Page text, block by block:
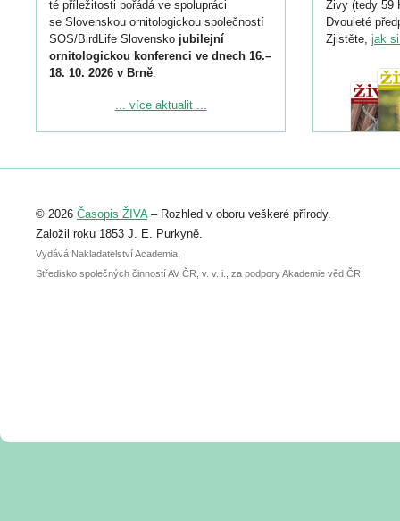
té příležitosti pořádá ve spolupráci
se Slovenskou ornitologickou společností
SOS/BirdLife Slovensko jubilejní
ornitologickou konferenci ve dnech 16.–
18. 10. 2026 v Brně.
Podrobnější informace ke konferenci
Registrovat se můžete do 6. září.
abstraktu přihlášené přednášky nebo
posteru je už 30. června.
... více aktualit ...
Živy (tedy 59
Dvouleté
Zjistěte, jak
© 2026 Časopis ŽIVA– Rozhled v oboru veškeré přírody.
Založil roku 1853 J. E. Purkyně.
Vydává Nakladatelství Academia,
Středisko společných činností AV ČR, v. v. i., za podpory Akademie věd ČR.